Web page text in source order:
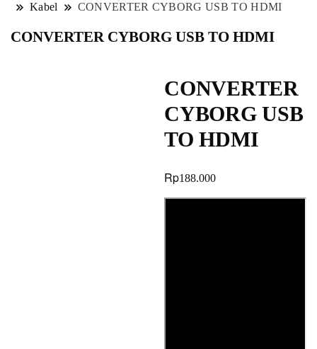
Kabel
CONVERTER CYBORG USB TO HDMI
CONVERTER CYBORG USB TO HDMI
CONVERTER
CYBORG USB
TO HDMI
Rp188.000